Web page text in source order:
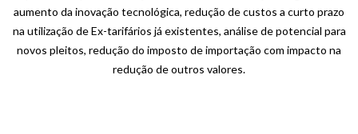
aumento da inovação tecnológica, redução de custos a curto prazo
na utilização de Ex-tarifários já existentes, análise de potencial para
novos pleitos, redução do imposto de importação com impacto na
redução de outros valores.